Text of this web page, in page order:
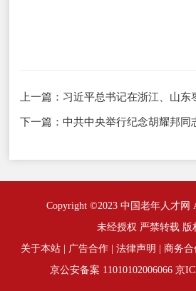
上一篇： 习近平总书记在浙江、山东枣庄考察时的重要讲
下一篇：中共中央举行纪念胡耀邦同志诞辰110周
Copyright ©2023 中国老年人才网
未经授权 严禁转载 版
关于本站| 广告合作| 法律声明 商务合
京公安备案 11010102006066 京